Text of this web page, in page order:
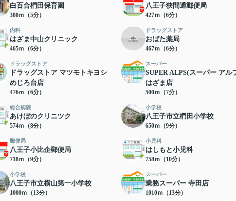
白百合椚田保育園
380ｍ（5分）
八王子狭間通郵便局
427ｍ（6分）
内科
はざま中山クリニック
465ｍ（6分）
ドラッグストア
おばた薬局
467ｍ（6分）
ドラッグストア
ドラッグストア マツモトキヨシ
めじろ台店
476ｍ（6分）
スーパー
SUPER ALPS(スーパー アル
はざま店
500ｍ（7分）
総合病院
あけぼのクリニツク
574ｍ（8分）
小学校
八王子市立椚田小学校
650ｍ（9分）
郵便局
八王子小比企郵便局
718ｍ（9分）
小児科
はしもと小児科
758ｍ（10分）
小学校
八王子市立横山第一小学校
1000ｍ（13分）
スーパー
業務スーパー 寺田店
1010ｍ（13分）